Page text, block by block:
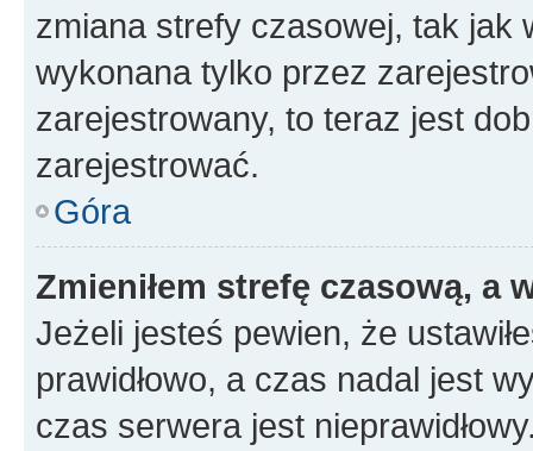
zmiana strefy czasowej, tak jak
wykonana tylko przez
zarejestrowany, to teraz jest
zarejestrować.
Góra
Zmieniłem strefę czasową, a
Jeżeli jesteś pewien, że
prawidłowo, a czas nadal jest
czas serwera jest